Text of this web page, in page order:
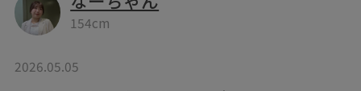
154cm
2026.05.05